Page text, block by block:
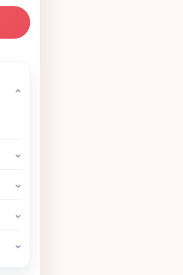
⌄
⌄
⌄
⌄
⌄